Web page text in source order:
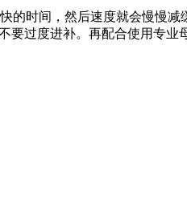
的时间，然后速度就会慢慢减
要过度进补。再配合使用专业